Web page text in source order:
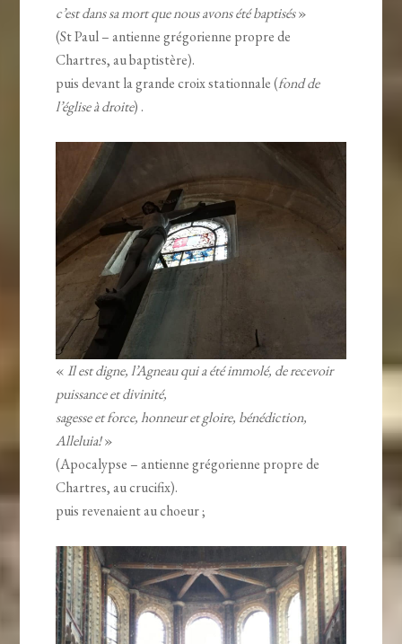
c’est dans sa mort que nous avons été baptisés»
(St Paul – antienne grégorienne propre de
Chartres, au baptistère).
puis devant la grande croix stationnale (fond de
l’église à droite) .
«Il est digne, l’Agneau qui a été immolé, de recevoir
puissance et divinité,
sagesse et force, honneur et gloire, bénédiction,
Alleluia!»
(Apocalypse – antienne grégorienne propre de
Chartres, au crucifix).
puis revenaient au choeur ;